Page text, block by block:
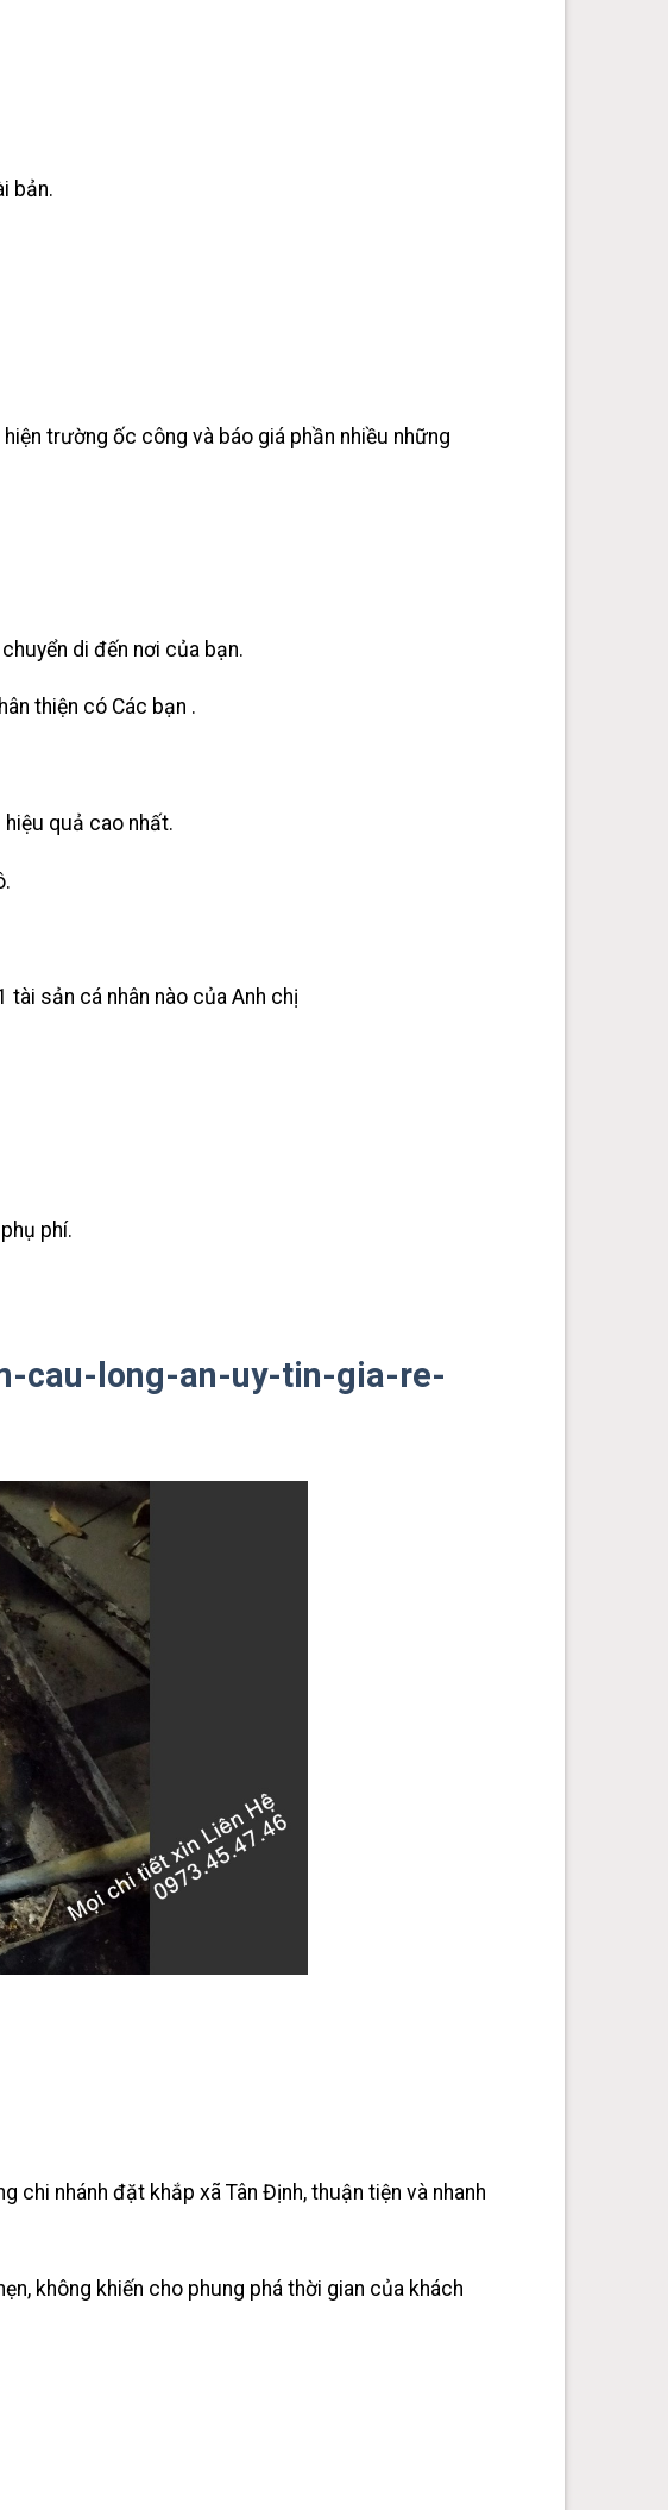
bản.
hiện trường ốc công và báo giá phần nhiều những
di đến nơi của bạn.
thiện có Các bạn .
quả cao nhất.
sản cá nhân nào của Anh chị
phí.
cau-long-an-uy-tin-gia-re-
chi nhánh đặt khắp xã Tân Định, thuận tiện và nhanh
không khiến cho phung phá thời gian của khách